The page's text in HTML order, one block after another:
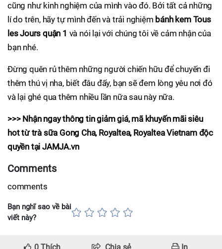
cũng như kinh nghiệm của mình vào đó. Bởi tất cả những
lí do trên, hãy tự mình đến và trải nghiệm bánh kem Tous
les Jours quận 1 và nói lại với chúng tôi về cảm nhận của
bạn nhé.
Đừng quên rủ thêm những người chiến hữu để chuyến đi
thêm thú vị nha, biết đâu đấy, bạn sẽ đem lòng yêu nơi đó
và lại ghé qua thêm nhiều lần nữa sau này nữa.
>>> Nhận ngay thông tin giảm giá, mã khuyến mãi siêu
hot từ trà sữa Gong Cha, Royaltea, Royaltea Vietnamđộc
quyền tại JAMJA.vn
Comments
comments
Bạn nghĩ sao về bài
viết này?